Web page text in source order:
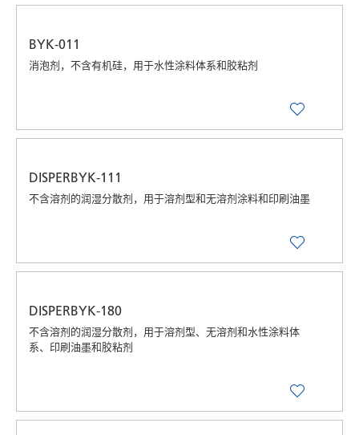
BYK-011
消泡剂，不含有机硅，用于水性涂料体系和胶粘剂
DISPERBYK-111
不含溶剂的润湿分散剂，用于溶剂型和无溶剂涂料和印刷油墨
DISPERBYK-180
不含溶剂的润湿分散剂，用于溶剂型、无溶剂和水性涂料体
系、印刷油墨和胶粘剂